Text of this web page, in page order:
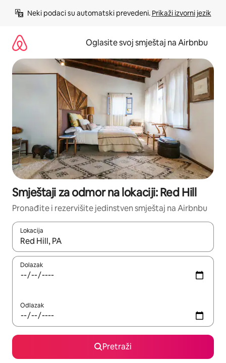
Neki podaci su automatski prevedeni. Prikaži izvorni jezik
Oglasite svoj smještaj na Airbnbu
Smještaji za odmor na lokaciji: Red Hill
Pronađite i rezervišite jedinstven smještaj na Airbnbu
Lokacija
Kad rezultati budu dostupni, krećite se gore i dolje pomoću
Dolazak
Odlazak
Pretraži